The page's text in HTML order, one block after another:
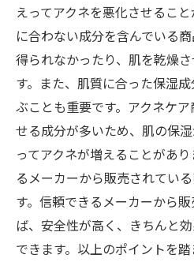
えってアクネを悪化させるこ
に合わない成分を含んでいる
得られなかったり、肌を乾燥
す。また、肌質に合った保湿
ぶことも重要です。アクネケ
せる成分が多いため、肌の保
ってアクネが増えることがあ
るメーカーから販売されてい
す。信頼できるメーカーから
ば、安全性が高く、きちんと
できます。以上のポイントを